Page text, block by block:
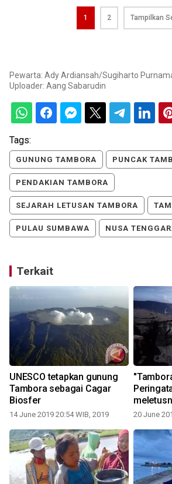
1 2 Tampilkan
Pewarta: Ady Ardiansah/Sugiharto
Uploader: Aang Sabarudin
Tags:
GUNUNG TAMBORA PUNCAK
PENDAKIAN TAMBORA
SEJARAH LETUSAN TAMBORA
PULAU SUMBAWA NUSA
Terkait
UNESCO tetapkan gunung
Tambora sebagai Cagar
Biosfer
14 June 2019 20:54 WIB, 2019
Tambora
20 June